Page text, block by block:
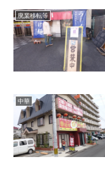
廃業移転等
中華